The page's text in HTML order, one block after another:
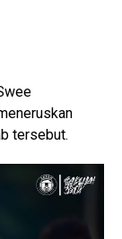
tersebut.